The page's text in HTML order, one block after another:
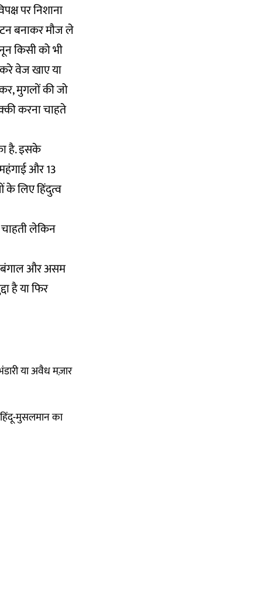
पर निशाना
बनाकर मौज ले
किसी को भी
वेज खाए या
मुगलों की जो
करना चाहते
है. इसके
और 13
के लिए हिंदुत्व
चाहती लेकिन
बंगाल और असम
है या फिर
या अवैध मज़ार
मुसलमान का